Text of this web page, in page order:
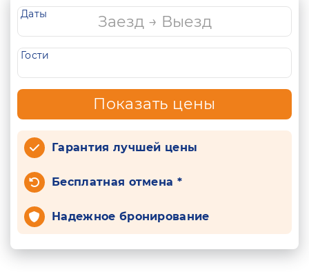
Даты
Гости
Показать цены
Гарантия лучшей цены
Бесплатная отмена *
Надежное бронирование